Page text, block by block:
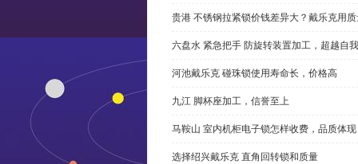
贵港 不锈钢拉紧锁价钱差异大？戴乐克用
六盘水 紧急把手 防旋转装置加工，超越自我
河池戴乐克 碰珠锁使用寿命长，价格高
九江 脚杯座加工，信誉至上
马鞍山 室内机柜电子锁怎样收费，品质体现
选择绍兴戴乐克 直角回转锁和质量